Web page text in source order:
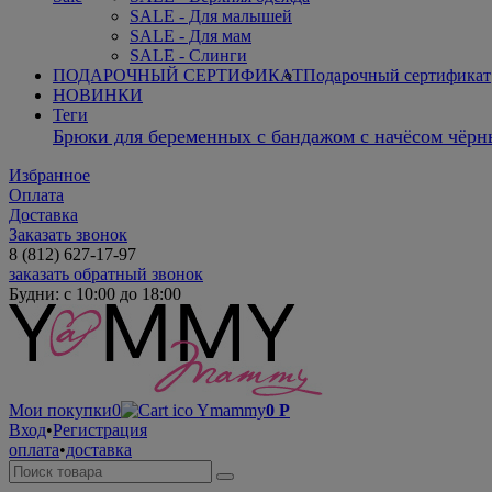
SALE - Для малышей
SALE - Для мам
SALE - Слинги
ПОДАРОЧНЫЙ СЕРТИФИКАТПодарочный сертификат
НОВИНКИ
Теги
Брюки для беременных с бандажом с начёсом
Избранное
Оплата
Доставка
Заказать звонок
8 (812) 627-17-97
заказать обратный звонок
Будни: с 10:00 до 18:00
Мои покупки0 0 Р
Вход•Регистрация
оплата•доставка